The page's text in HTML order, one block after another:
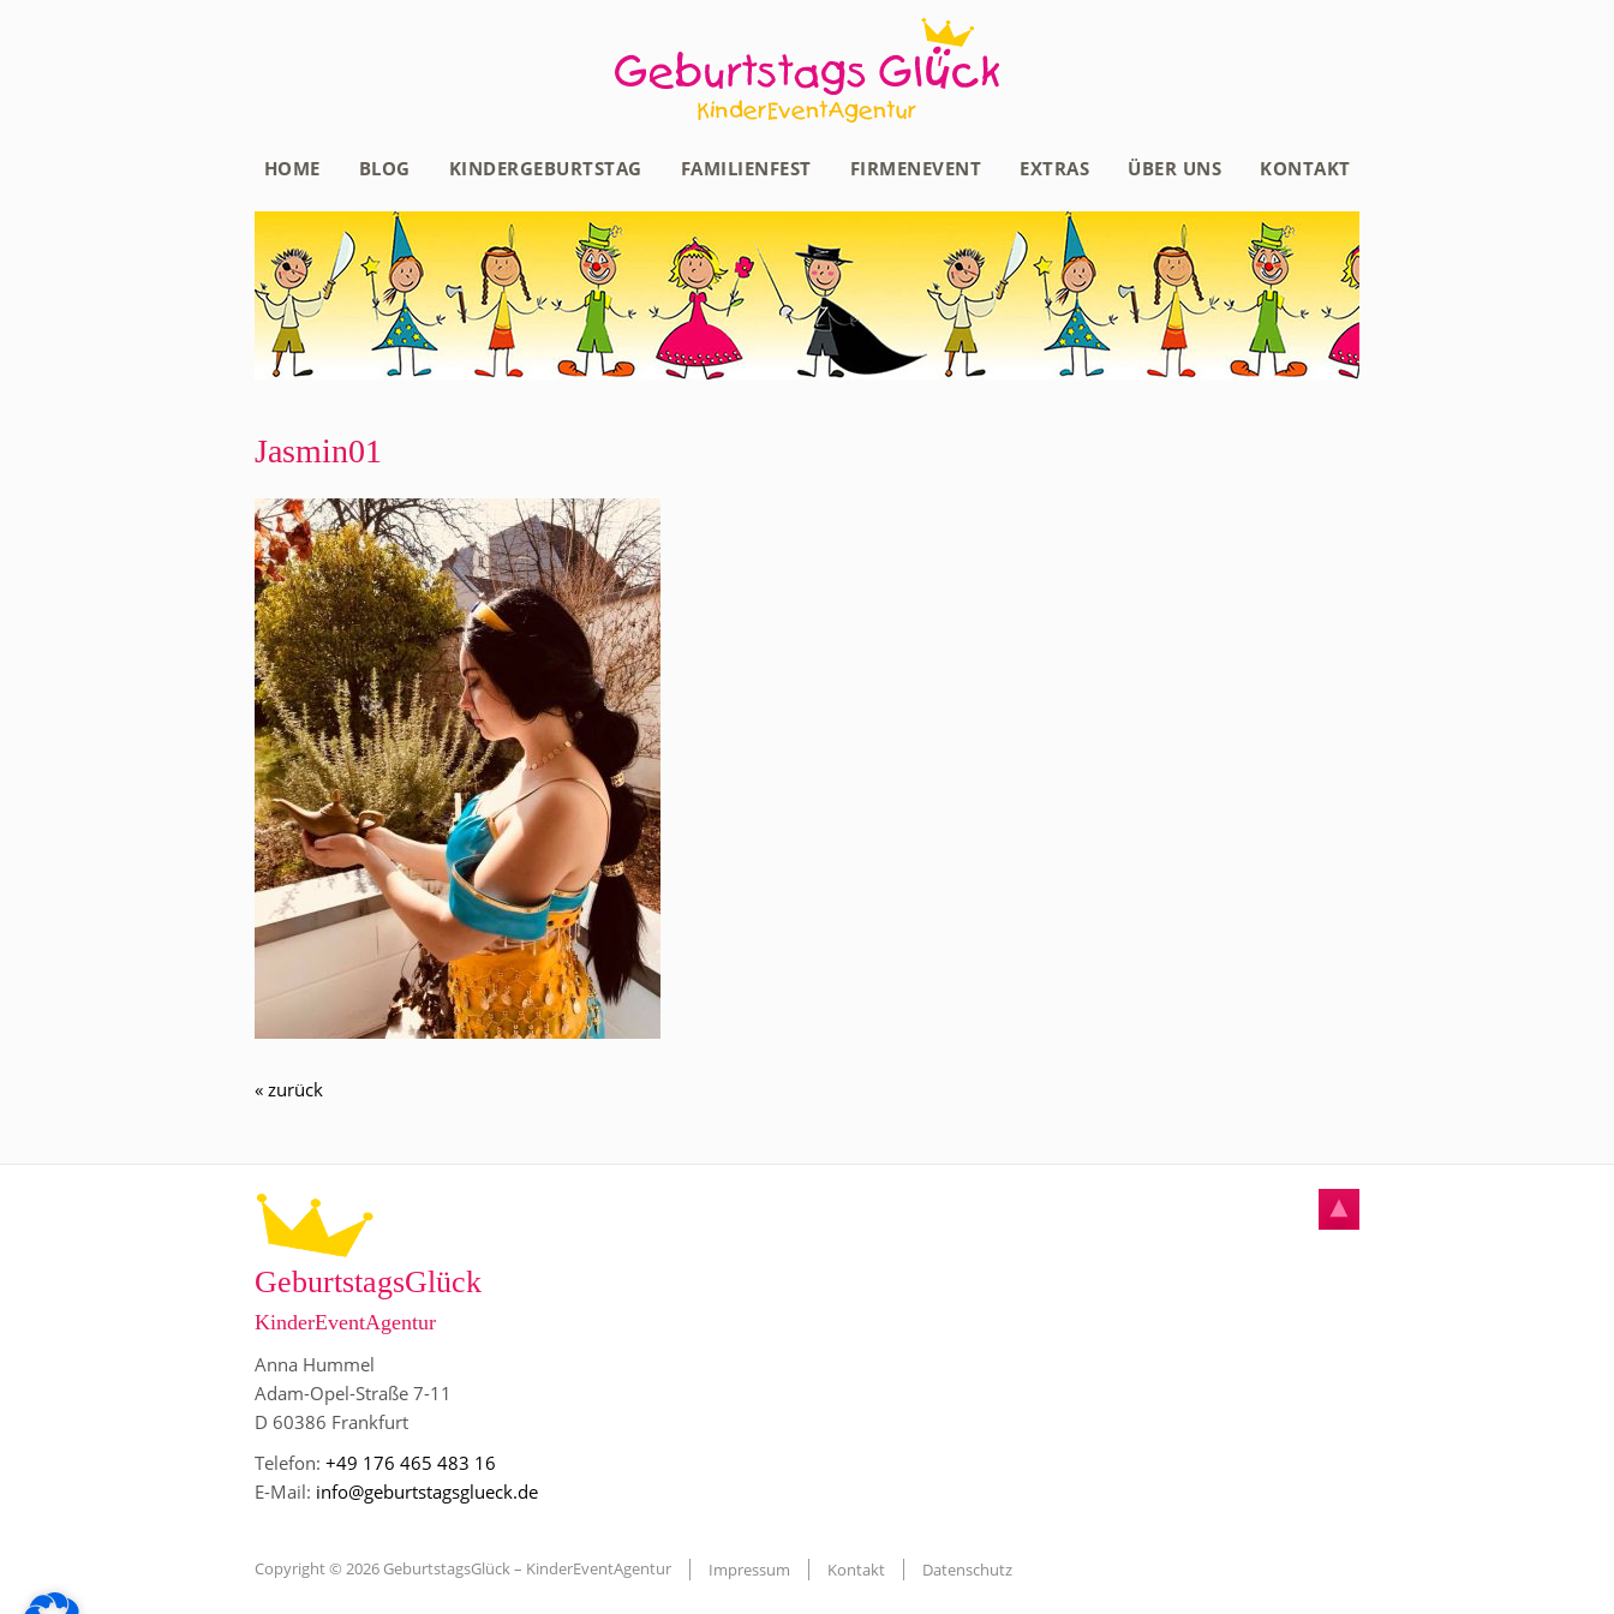
HOME BLOG KINDERGEBURTSTAG FAMILIENFEST FIRMENEVENT EXTRAS ÜBER UNS KONTAKT
Jasmin01
« zurück
GeburtstagsGlück
KinderEventAgentur
Anna Hummel
Adam-Opel-Straße 7-11
D 60386 Frankfurt
Telefon: +49 176 465 483 16
E-Mail: info@geburtstagsglueck.de
Copyright © 2026 GeburtstagsGlück – KinderEventAgentur Impressum Kontakt Datenschutz